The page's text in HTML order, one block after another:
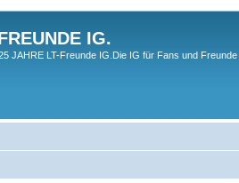
IG.
JAHRE LT-Freunde IG.Die IG für Fans und